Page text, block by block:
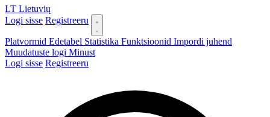
LT Lietuvių
Logi sisse Registreeru
Platvormid Edetabel Statistika Funktsioonid Impordi juhend
Muudatuste logi Minust
Logi sisse Registreeru